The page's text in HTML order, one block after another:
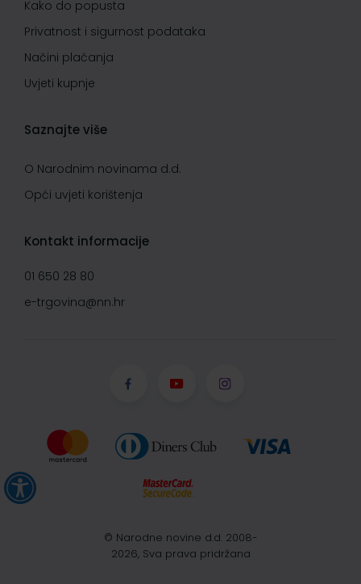
Kako do popusta
Privatnost i sigurnost podataka
Načini plaćanja
Uvjeti kupnje
Saznajte više
O Narodnim novinama d.d.
Opći uvjeti korištenja
Kontakt informacije
01 650 28 80
e-trgovina@nn.hr
© Narodne novine d.d. 2008-
2026, Sva prava pridržana